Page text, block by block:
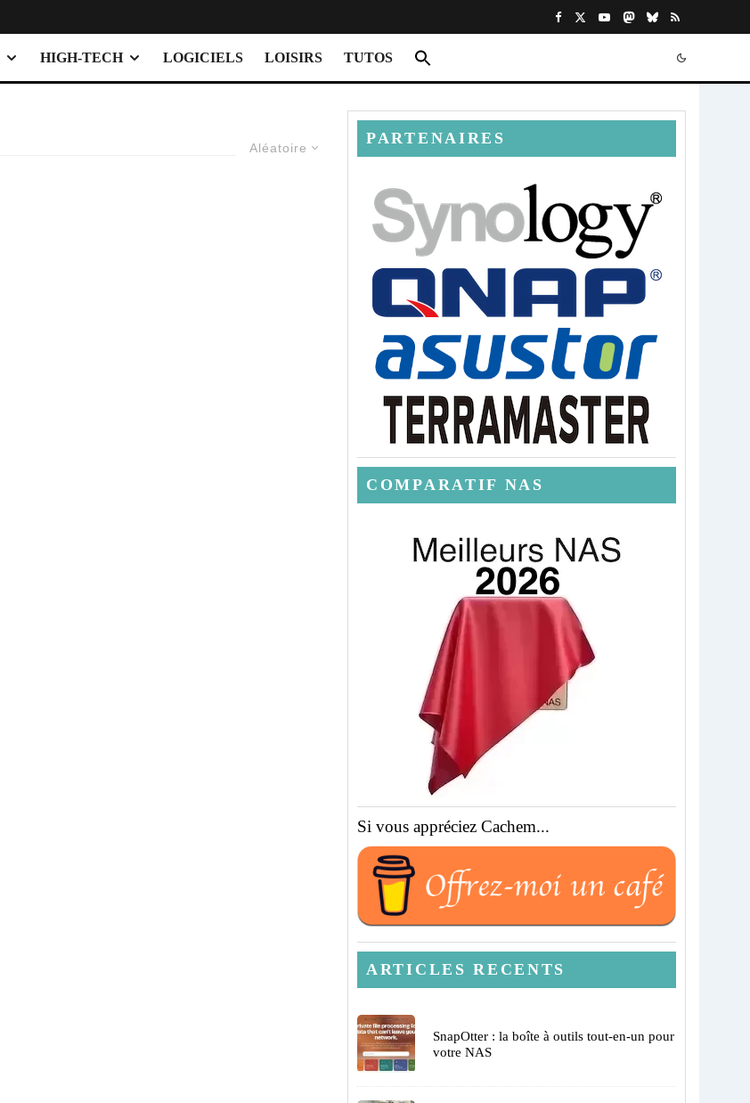
HIGH-TECH LOGICIELS LOISIRS TUTOS
Aléatoire
PARTENAIRES
COMPARATIF NAS
Si vous appréciez Cachem...
ARTICLES RECENTS
SnapOtter : la boîte à outils tout-en-un pour
votre NAS